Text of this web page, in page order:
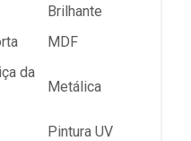
Brilhante
MDF
da
Metálica
Pintura UV